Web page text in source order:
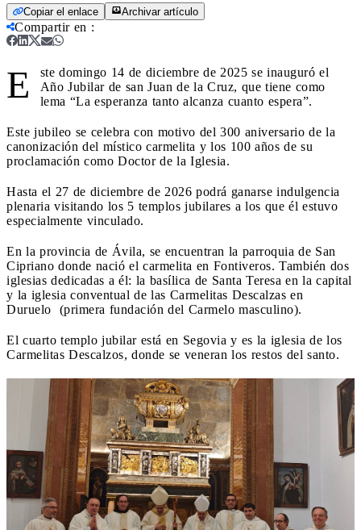
Copiar el enlace Archivar artículo
Compartir en :
E
ste domingo 14 de diciembre de 2025 se inauguró el
Año Jubilar de san Juan de la Cruz, que tiene como
lema “La esperanza tanto alcanza cuanto espera”.
Este jubileo se celebra con motivo del 300 aniversario de la
canonización del místico carmelita y los 100 años de su
proclamación como Doctor de la Iglesia.
Hasta el 27 de diciembre de 2026 podrá ganarse indulgencia
plenaria visitando los 5 templos jubilares a los que él estuvo
especialmente vinculado.
En la provincia de Ávila, se encuentran la parroquia de San
Cipriano donde nació el carmelita en Fontiveros. También dos
iglesias dedicadas a él: la basílica de Santa Teresa en la capital
y la iglesia conventual de las Carmelitas Descalzas en
Duruelo (primera fundación del Carmelo masculino).
El cuarto templo jubilar está en Segovia y es la iglesia de los
Carmelitas Descalzos, donde se veneran los restos del santo.